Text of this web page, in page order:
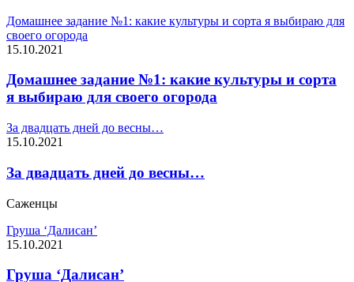
Домашнее задание №1: какие культуры и сорта я выбираю для
своего огорода
15.10.2021
Домашнее задание №1: какие культуры и сорта
я выбираю для своего огорода
За двадцать дней до весны…
15.10.2021
За двадцать дней до весны…
Саженцы
Груша ‘Далисан’
15.10.2021
Груша ‘Далисан’